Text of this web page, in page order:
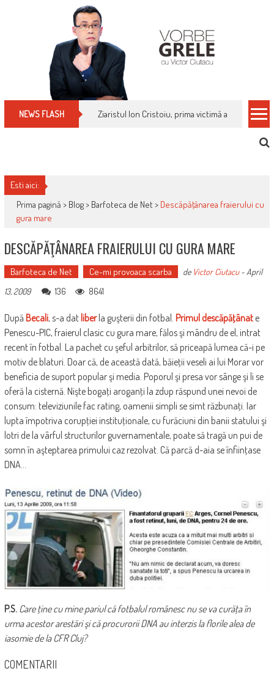
NEWS FLASH Cum îți schimbi, rapid, gratuit și eficient,
Esti aici:
Prima pagină > Blog> Barfoteca de Net> Descăpăţânarea fraierului cu
gura mare
DESCĂPĂŢÂNAREA FRAIERULUI CU GURA MARE
Barfoteca de Net Ce-mi provoaca scarba de Victor Ciutacu-April
13, 2009
136 8641
După Becali, s-a dat liberla guşterii din fotbal. Primul descăpăţânate
Penescu-PIC, fraierul clasic cu gura mare, fălos şi mândru de el, intrat
recent în fotbal. La pachet cu şeful arbitrilor, să priceapă lumea că-i pe
motiv de blaturi. Doar că, de această dată, băieţii veseli ai lui Morar vor
beneficia de suport popular şi media. Poporul şi presa vor sânge şi li se
oferă la cisternă. Nişte bogaţi aroganţi la zdup răspund unei nevoi de
consum: televiziunile fac rating, oamenii simpli se simt răzbunaţi. Iar
lupta împotriva corupţiei instituţionale, cu furăciuni din banii statului şi
lotri de la vârful structurilor guvernamentale, poate să tragă un pui de
somn în aşteptarea primului caz rezolvat. Că parcă d-aia se înfiinţase
DNA…
P.S. Care ţine cu mine pariul că fotbalul românesc nu se va curăţa în
urma acestor arestări şi că procurorii DNA au interzis la florile alea de
iasomie de la CFR Cluj?
COMENTARII